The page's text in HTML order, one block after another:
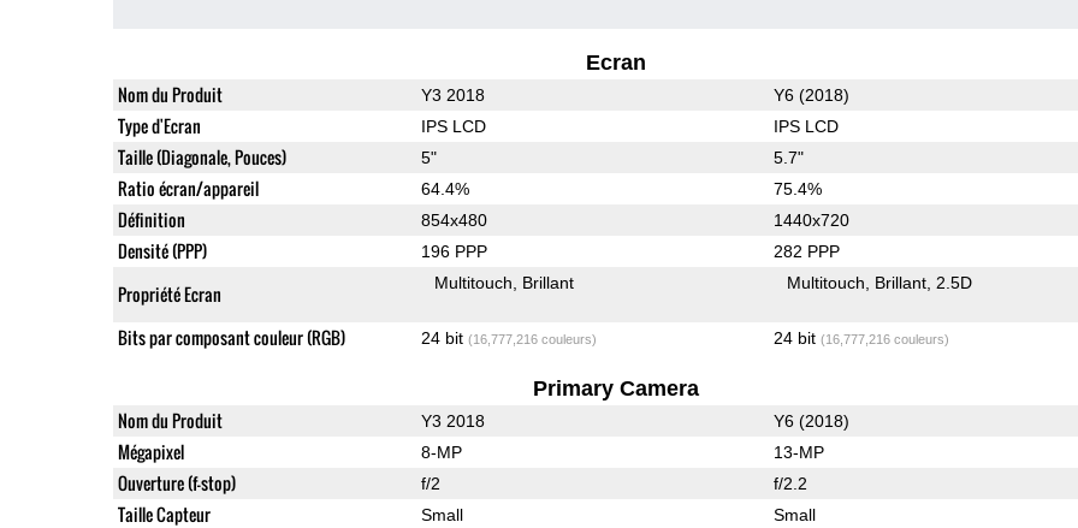
Ecran
Nom du Produit Y3 2018 Y6 (2018)
Type d'Ecran IPS LCD IPS LCD
Taille (Diagonale, Pouces) 5" 5.7"
Ratio écran/appareil 64.4% 75.4%
Définition 854x480 1440x720
Densité (PPP) 196 PPP 282 PPP
Propriété Ecran Multitouch Brillant Multitouch Brillant 2.5D
Bits par composant couleur (RGB) 24 bit (16,777,216 couleurs) 24 bit (16,777,216 couleurs)
Primary Camera
Nom du Produit Y3 2018 Y6 (2018)
Mégapixel 8-MP 13-MP
Ouverture (f-stop) f/2 f/2.2
Taille Capteur Small Small